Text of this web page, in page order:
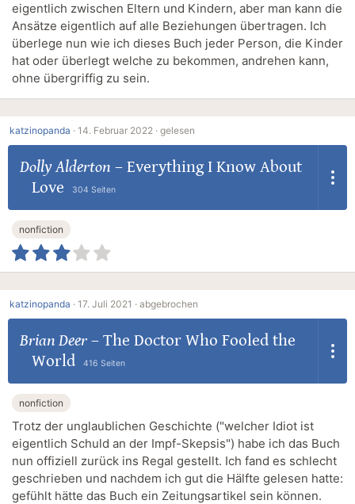
eigentlich zwischen Eltern und Kindern, aber man kann die
Ansätze eigentlich auf alle Beziehungen übertragen. Ich
überlege nun wie ich dieses Buch jeder Person, die Kinder
hat oder überlegt welche zu bekommen, andrehen kann,
ohne übergriffig zu sein.
katzinopanda · 14. Februar 2022 · gelesen
Dolly Alderton – Everything I Know About
Love
304 Seiten
nonfiction
katzinopanda · 17. Juli 2021 · abgebrochen
Brian Deer– The Doctor Who Fooled the
World
416 Seiten
nonfiction
Trotz der unglaublichen Geschichte ("welcher Idiot ist
eigentlich Schuld an der Impf-Skepsis") habe ich das Buch
nun offiziell zurück ins Regal gestellt. Ich fand es schlecht
geschrieben und nachdem ich gut die Hälfte gelesen hatte:
gefühlt hätte das Buch ein Zeitungsartikel sein können.